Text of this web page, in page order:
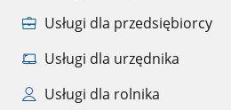
Usługi dla przedsiębiorcy
Usługi dla urzędnika
Usługi dla rolnika